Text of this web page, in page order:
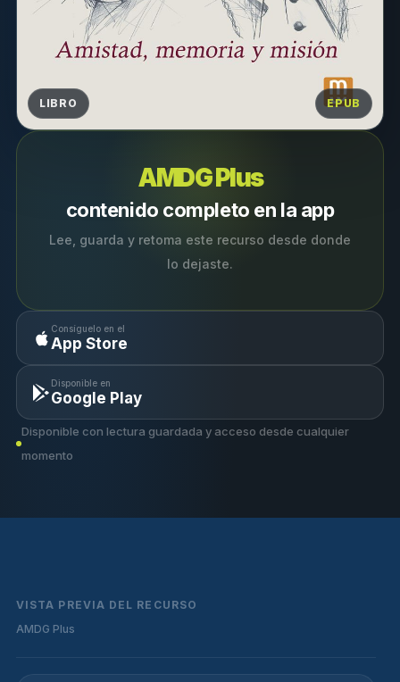
LIBRO EPUB
AMDG Plus
contenido completo en la app
Lee, guarda y retoma este recurso desde donde
lo dejaste.
Consíguelo en el
App Store
Disponible en
Google Play
Disponible con lectura guardada y acceso desde cualquier
momento
VISTA PREVIA DEL RECURSO
AMDG Plus